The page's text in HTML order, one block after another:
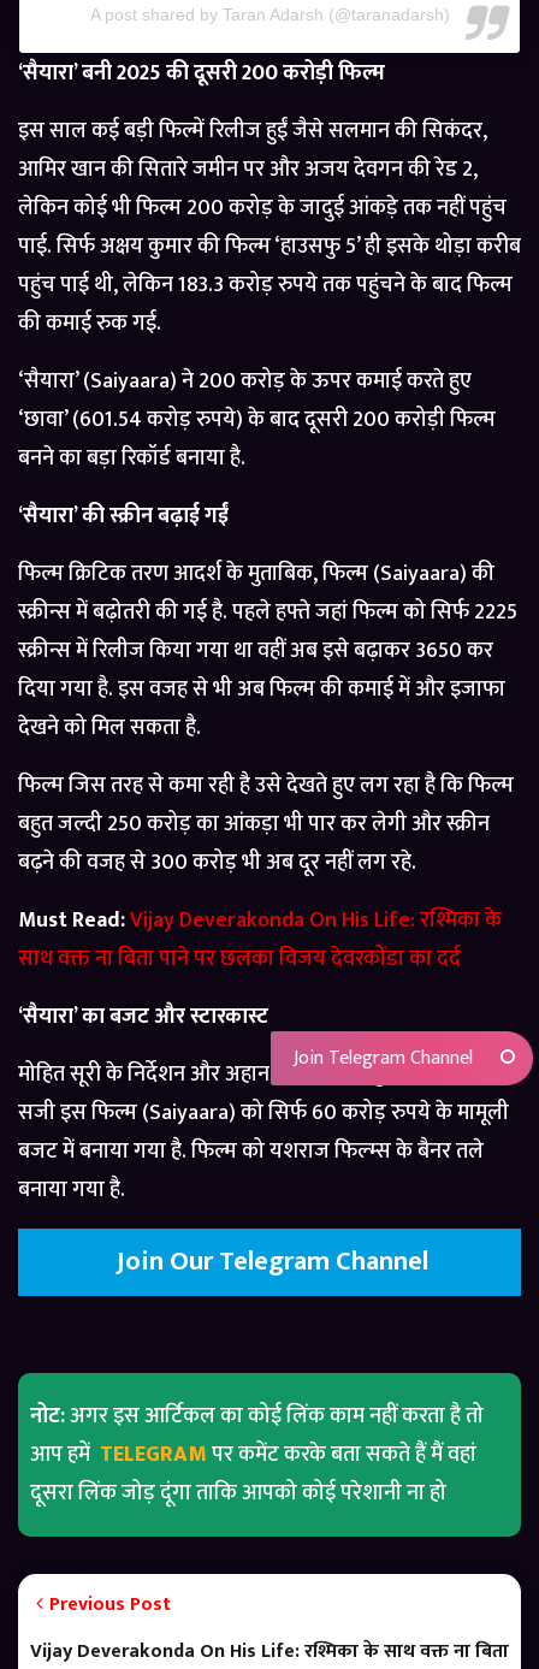
A post shared by Taran Adarsh (@taranadarsh)
‘सैयारा’ बनी 2025 की दूसरी 200 करोड़ी फिल्म
इस साल कई बड़ी फिल्में रिलीज हुईं जैसे सलमान की सिकंदर,
आमिर खान की सितारे जमीन पर और अजय देवगन की रेड 2,
लेकिन कोई भी फिल्म 200 करोड़ के जादुई आंकड़े तक नहीं पहुंच
पाई. सिर्फ अक्षय कुमार की फिल्म ‘हाउसफु 5’ ही इसके थोड़ा करीब
पहुंच पाई थी, लेकिन 183.3 करोड़ रुपये तक पहुंचने के बाद फिल्म
की कमाई रुक गई.
‘सैयारा’ (Saiyaara) ने 200 करोड़ के ऊपर कमाई करते हुए
‘छावा’ (601.54 करोड़ रुपये) के बाद दूसरी 200 करोड़ी फिल्म
बनने का बड़ा रिकॉर्ड बनाया है.
‘सैयारा’ की स्क्रीन बढ़ाई गईं
फिल्म क्रिटिक तरण आदर्श के मुताबिक, फिल्म (Saiyaara) की
स्क्रीन्स में बढ़ोतरी की गई है. पहले हफ्ते जहां फिल्म को सिर्फ 2225
स्क्रीन्स में रिलीज किया गया था वहीं अब इसे बढ़ाकर 3650 कर
दिया गया है. इस वजह से भी अब फिल्म की कमाई में और इजाफा
देखने को मिल सकता है.
फिल्म जिस तरह से कमा रही है उसे देखते हुए लग रहा है कि फिल्म
बहुत जल्दी 250 करोड़ का आंकड़ा भी पार कर लेगी और स्क्रीन
बढ़ने की वजह से 300 करोड़ भी अब दूर नहीं लग रहे.
Must Read:Vijay Deverakonda On His Life: रश्मिका के
साथ वक्त ना बिता पाने पर छलका विजय देवरकोंडा का दर्द
‘सैयारा’ का बजट और स्टारकास्ट
मोहित सूरी के निर्देशन और अहान पांडे-अनीत पड्डा की एक्टिंग से
सजी इस फिल्म (Saiyaara) को सिर्फ 60 करोड़ रुपये के मामूली
बजट में बनाया गया है. फिल्म को यशराज फिल्म्स के बैनर तले
बनाया गया है.
Join Our Telegram Channel
नोट:अगर इस आर्टिकल का कोई लिंक काम नहीं करता है तो
आप हमें TELEGRAMपर कमेंट करके बता सकते हैं मैं वहां
दूसरा लिंक जोड़ दूंगा ताकि आपको कोई परेशानी ना हो
Previous Post
Vijay Deverakonda On His Life: रश्मिका के साथ वक्त ना बिता
Join Telegram Channel